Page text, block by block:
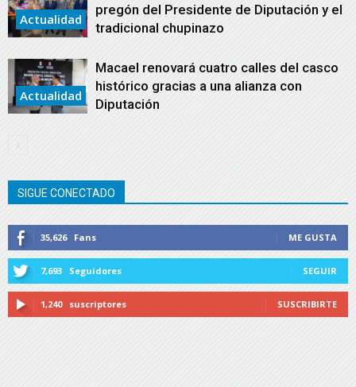
Actualidad
pregón del Presidente de Diputación y el
tradicional chupinazo
Actualidad
Macael renovará cuatro calles del casco
histórico gracias a una alianza con
Diputación
SIGUE CONECTADO
35,626 Fans ME GUSTA
7,693 Seguidores SEGUIR
1,240 suscriptores SUSCRIBIRTE